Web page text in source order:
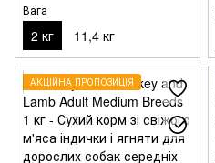
Вага
2 кг 11,4 кг
АКЦІЙНА ПРОПОЗИЦІЯ